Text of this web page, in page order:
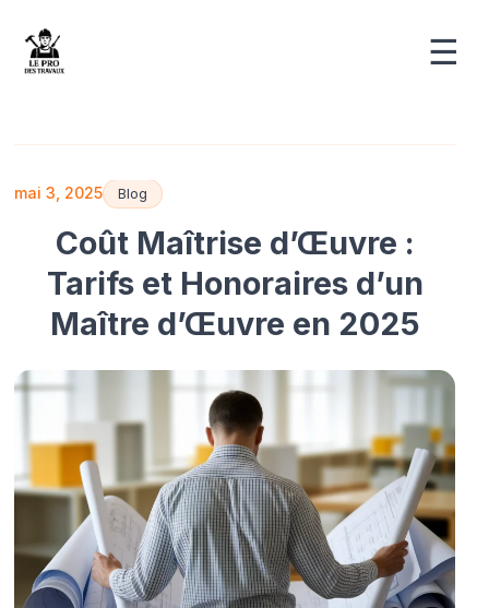
☰
mai 3, 2025 Blog
Coût Maîtrise d’Œuvre :
Tarifs et Honoraires d’un
Maître d’Œuvre en 2025